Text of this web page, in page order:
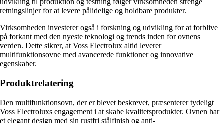
udvikling til produktion og testning følger virksomheden strenge
retningslinjer for at levere pålidelige og holdbare produkter.
Virksomheden investerer også i forskning og udvikling for at forblive
på forkant med den nyeste teknologi og trends inden for ovnens
verden. Dette sikrer, at Voss Electrolux altid leverer
multifunktionsovne med avancerede funktioner og innovative
egenskaber.
Produktrelatering
Den multifunktionsovn, der er blevet beskrevet, præsenterer tydeligt
Voss Electroluxs engagement i at skabe kvalitetsprodukter. Ovnen har
et elegant design med sin rustfri stålfinish og anti-